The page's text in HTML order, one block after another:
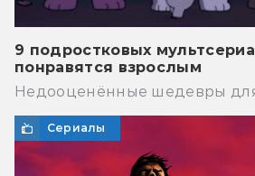
9 подростковых
понравятся взрослым
Недооценённые шедевры
Сериалы